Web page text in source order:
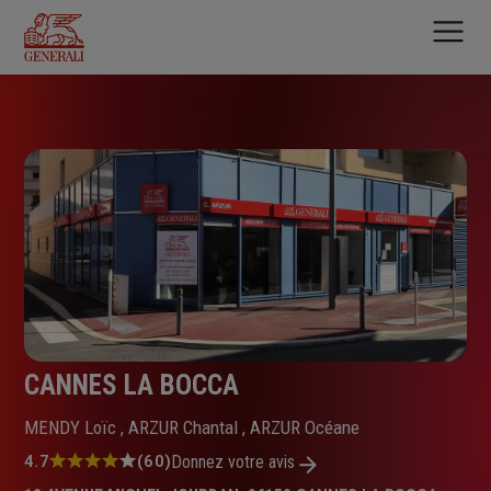
contenu
principal
CANNES LA BOCCA
MENDY Loïc , ARZUR Chantal , ARZUR Océane
Note
4.7 (60)Donnez votre avis